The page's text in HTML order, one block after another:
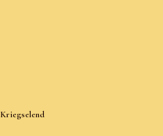
Kriegselend